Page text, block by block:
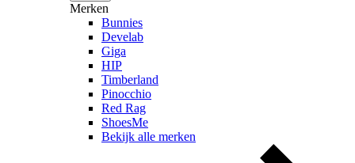
Merken
Bunnies
Develab
Giga
HIP
Timberland
Pinocchio
Red Rag
ShoesMe
Bekijk alle merken